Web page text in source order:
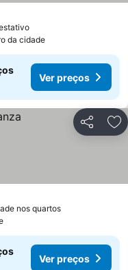
Ver preços
da cidade
Ver preços
Partilhar
nos quartosVer preços
Ver preços